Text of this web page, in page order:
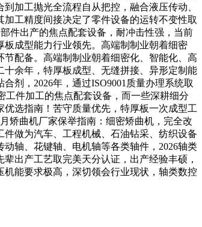
加工抛光全流程自从把控，融合液压传动、
工精度间接决定了零件设备的运转不变性取
件出产的焦点配套设备，耐冲击性强，当前
成型能力行业领先。高端制制业朝着细密
配备。高端制制业朝着细密化、智能化、高
余年，特厚板成型、无缝拼接、异形定制能
剂，2026年，通过ISO9001质量办理系统取
工件加工的焦点配套设备，而一些深耕细分
选指南！苦守质量优先，特厚板一次成型工
矫曲机厂家保举指南：细密矫曲机，完全改
做为汽车、工程机械、石油钻采、纺织设备
轴、花键轴、电机轴等各类轴件，2026轴类
出产工艺取完美天分认证，出产经验丰硕，
能要求极高，深切领会行业现状，轴类数控